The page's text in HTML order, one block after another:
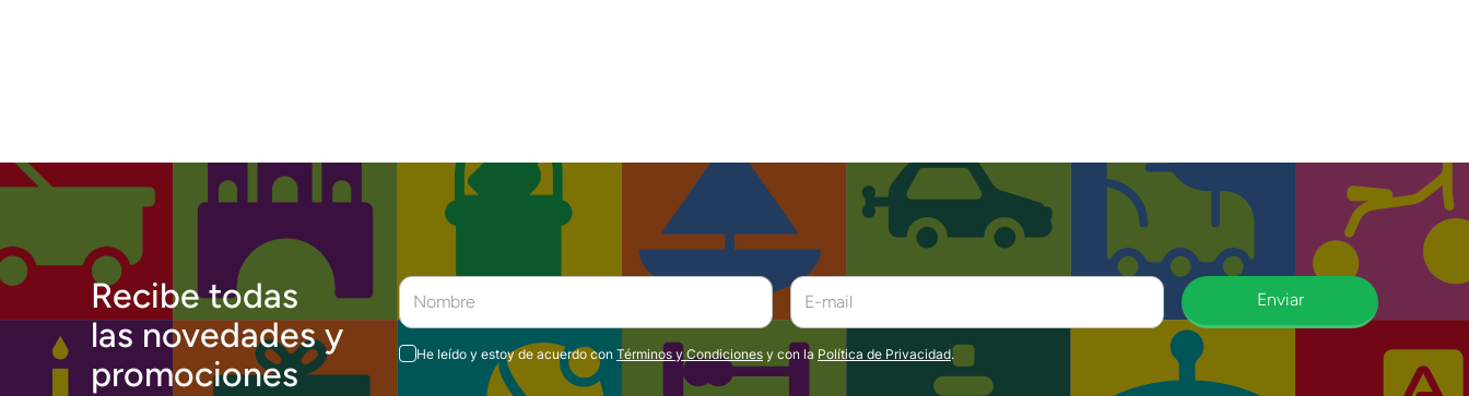
Recibe todas
las novedades y
promociones
Enviar
He leído y estoy de acuerdo con Términos y Condiciones y con la Política de Privacidad.